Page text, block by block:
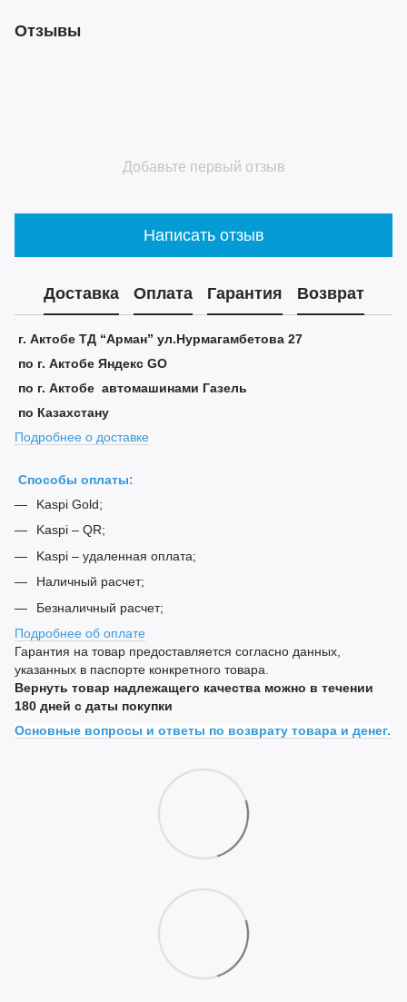
Отзывы
Добавьте первый отзыв
Написать отзыв
Доставка Оплата Гарантия Возврат
г. Актобе ТД “Арман” ул.Нурмагамбетова 27
по г. Актобе Яндекс GO
по г. Актобе автомашинами Газель
по Казахстану
Подробнее о доставке
Способы оплаты:
Kaspi Gold;
Kaspi – QR;
Kaspi – удаленная оплата;
Наличный расчет;
Безналичный расчет;
Подробнее об оплате
Гарантия на товар предоставляется согласно данных,
указанных в паспорте конкретного товара.
Вернуть товар надлежащего качества можно в течении
180 дней с даты покупки
Основные вопросы и ответы по возврату товара и денег.